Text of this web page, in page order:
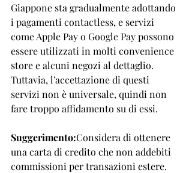
Giappone sta gradualmente adottando
i pagamenti contactless, e servizi
come Apple Pay o Google Pay possono
essere utilizzati in molti convenience
store e alcuni negozi al dettaglio.
Tuttavia, l’accettazione di questi
servizi non è universale, quindi non
fare troppo affidamento su di essi.
Suggerimento:Considera di ottenere
una carta di credito che non addebiti
commissioni per transazioni estere.